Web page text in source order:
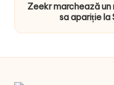
Zeekr marchează un
sa apariție la